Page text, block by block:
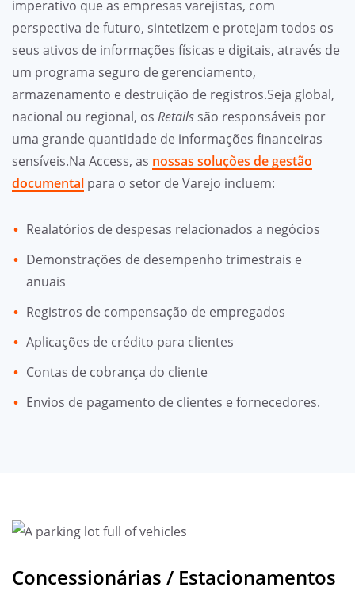
imperativo que as empresas varejistas, com
perspectiva de futuro, sintetizem e protejam todos os
seus ativos de informações físicas e digitais, através de
um programa seguro de gerenciamento,
armazenamento e destruição de registros.Seja global,
nacional ou regional, os Retails são responsáveis por
uma grande quantidade de informações financeiras
sensíveis.Na Access, as nossas soluções de gestão
documental para o setor de Varejo incluem:
Realatórios de despesas relacionados a negócios
Demonstrações de desempenho trimestrais e
anuais
Registros de compensação de empregados
Aplicações de crédito para clientes
Contas de cobrança do cliente
Envios de pagamento de clientes e fornecedores.
Concessionárias / Estacionamentos